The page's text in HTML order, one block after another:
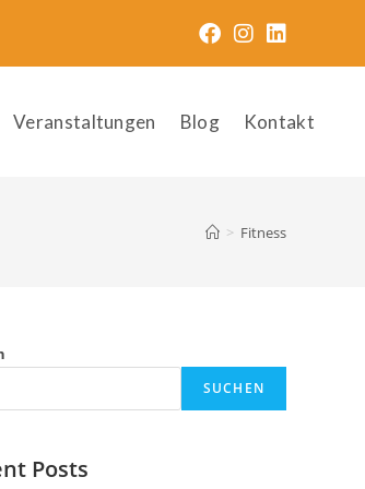
Veranstaltungen Blog Kontakt
> Fitness
SUCHEN
Posts